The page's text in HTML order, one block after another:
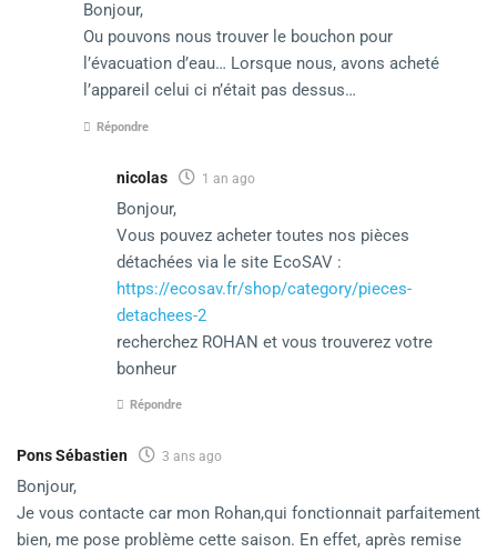
Bonjour,
Ou pouvons nous trouver le bouchon pour
l’évacuation d’eau… Lorsque nous, avons acheté
l’appareil celui ci n’était pas dessus…
Répondre
nicolas 1 an ago
Bonjour,
Vous pouvez acheter toutes nos pièces
détachées via le site EcoSAV :
https://ecosav.fr/shop/category/pieces-
detachees-2
recherchez ROHAN et vous trouverez votre
bonheur
Répondre
Pons Sébastien 3 ans ago
Bonjour,
Je vous contacte car mon Rohan,qui fonctionnait parfaitement
bien, me pose problème cette saison. En effet, après remise